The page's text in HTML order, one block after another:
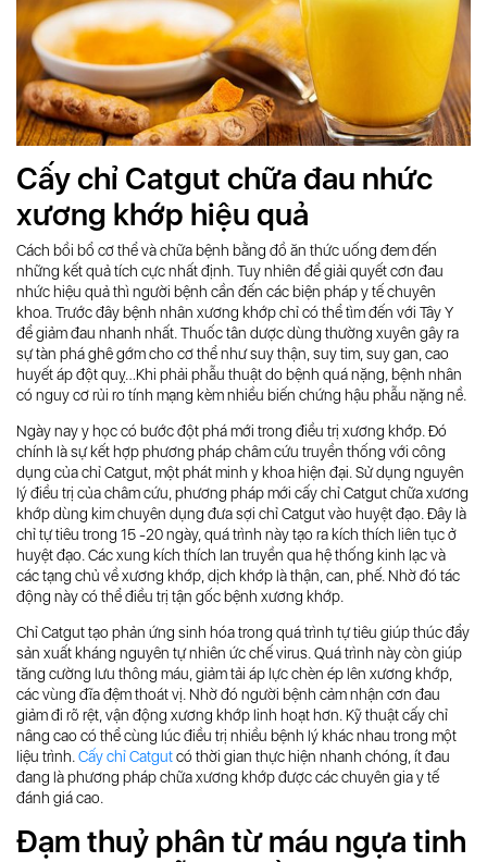
Cấy chỉ Catgut chữa đau nhức
xương khớp hiệu quả
Cách bồi bổ cơ thể và chữa bệnh bằng đồ ăn thức uống đem đến
những kết quả tích cực nhất định. Tuy nhiên để giải quyết cơn đau
nhức hiệu quả thì người bệnh cần đến các biện pháp y tế chuyên
khoa. Trước đây bệnh nhân xương khớp chỉ có thể tìm đến với Tây Y
để giảm đau nhanh nhất. Thuốc tân dược dùng thường xuyên gây ra
sự tàn phá ghê gớm cho cơ thể như suy thận, suy tim, suy gan, cao
huyết áp đột quỵ…Khi phải phẫu thuật do bệnh quá nặng, bệnh nhân
có nguy cơ rủi ro tính mạng kèm nhiều biến chứng hậu phẫu nặng nề.
Ngày nay y học có bước đột phá mới trong điều trị xương khớp. Đó
chính là sự kết hợp phương pháp châm cứu truyền thống với công
dụng của chỉ Catgut, một phát minh y khoa hiện đại. Sử dụng nguyên
lý điều trị của châm cứu, phương pháp mới cấy chỉ Catgut chữa xương
khớp dùng kim chuyên dụng đưa sợi chỉ Catgut vào huyệt đạo. Đây là
chỉ tự tiêu trong 15 -20 ngày, quá trình này tạo ra kích thích liên tục ở
huyệt đạo. Các xung kích thích lan truyền qua hệ thống kinh lạc và
các tạng chủ về xương khớp, dịch khớp là thận, can, phế. Nhờ đó tác
động này có thể điều trị tận gốc bệnh xương khớp.
Chỉ Catgut tạo phản ứng sinh hóa trong quá trình tự tiêu giúp thúc đẩy
sản xuất kháng nguyên tự nhiên ức chế virus. Quá trình này còn giúp
tăng cường lưu thông máu, giảm tải áp lực chèn ép lên xương khớp,
các vùng đĩa đệm thoát vị. Nhờ đó người bệnh cảm nhận cơn đau
giảm đi rõ rệt, vận động xương khớp linh hoạt hơn. Kỹ thuật cấy chỉ
nâng cao có thể cùng lúc điều trị nhiều bệnh lý khác nhau trong một
liệu trình. Cấy chỉ Catgutcó thời gian thực hiện nhanh chóng, ít đau
đang là phương pháp chữa xương khớp được các chuyên gia y tế
đánh giá cao.
Đạm thuỷ phân từ máu ngựa tinh